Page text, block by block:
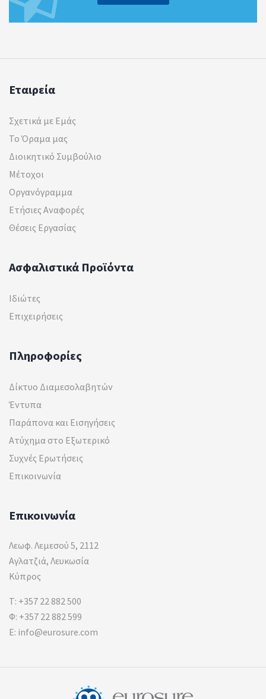
Εταιρεία
Σχετικά με Εμάς
Το Όραμα μας
Διοικητικό Συμβούλιο
Μέτοχοι
Οργανόγραμμα
Ετήσιες Αναφορές
Θέσεις Εργασίας
Ασφαλιστικά Προϊόντα
Ιδιώτες
Επιχειρήσεις
Πληροφορίες
Δίκτυο Διαμεσολαβητών
Έντυπα
Παράπονα και Εισηγήσεις
Ατύχημα στο Εξωτερικό
Συχνές Ερωτήσεις
Επικοινωνία
Επικοινωνία
Λεωφ. Λεμεσού 5, 2112
Αγλατζιά, Λευκωσία
Κύπρος
T: +357 22 882 500
Φ: +357 22 882 599
E: info@eurosure.com